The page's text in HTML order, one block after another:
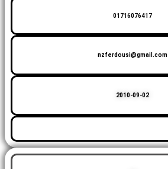
01716076417
nzferdousi@gmail.com
2010-09-02